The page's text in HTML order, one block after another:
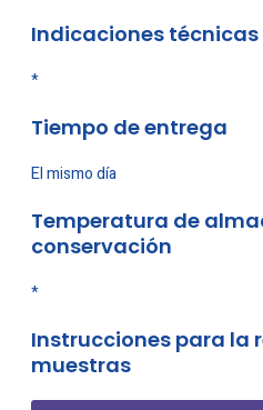
Indicaciones técnicas
*
Tiempo de entrega
El mismo día
Temperatura de
conservación
*
Instrucciones para la
muestras